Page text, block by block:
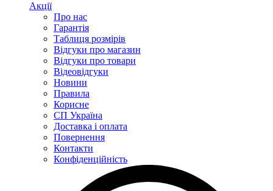
Акції
Про нас
Гарантія
Таблиця розмірів
Відгуки про магазин
Відгуки про товари
Відеовідгуки
Новини
Правила
Корисне
СП Україна
Доставка і оплата
Повернення
Контакти
Конфіденційність